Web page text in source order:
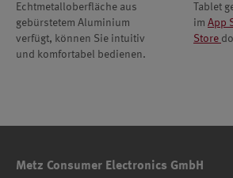
Echtmetalloberfläche aus
gebürstetem Aluminium
verfügt, können Sie intuitiv
und komfortabel bedienen.
Tablet
im App
Store
Metz Consumer Electronics GmbH